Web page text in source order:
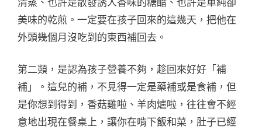
美味的乾煎。一定要在孩子回來的這幾天，把他在
外頭幾個月沒吃到的東西補回去。
第二類，是認為孩子營養不夠，趁回來好好「補
補」。這兒的補，不見得一定是藥補或是食補，但
是你想到得到，香菇雞啦、羊肉爐啦，往往會不經
意地出現在餐桌上，讓你在啃下飯和菜，肚子已經